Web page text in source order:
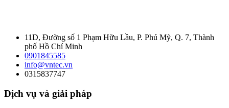
11D, Đường số 1 Phạm Hữu Lầu, P. Phú Mỹ, Q. 7, Thành
phố Hồ Chí Minh
0901845585
info@vntec.vn
0315837747
Dịch vụ và giải pháp